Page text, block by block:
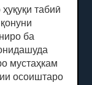
ҳуқуқи табиӣ
ба
мустаҳкам
осоиштаро